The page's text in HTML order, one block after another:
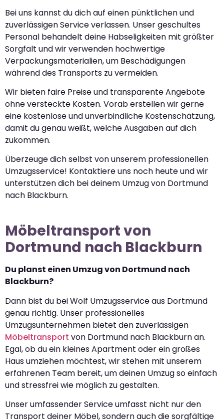
Bei uns kannst du dich auf einen pünktlichen und
zuverlässigen Service verlassen. Unser geschultes
Personal behandelt deine Habseligkeiten mit größter
Sorgfalt und wir verwenden hochwertige
Verpackungsmaterialien, um Beschädigungen
während des Transports zu vermeiden.
Wir bieten faire Preise und transparente Angebote
ohne versteckte Kosten. Vorab erstellen wir gerne
eine kostenlose und unverbindliche Kostenschätzung,
damit du genau weißt, welche Ausgaben auf dich
zukommen.
Überzeuge dich selbst von unserem professionellen
Umzugsservice! Kontaktiere uns noch heute und wir
unterstützen dich bei deinem Umzug von Dortmund
nach Blackburn.
Möbeltransport von
Dortmund nach Blackburn
Du planst einen Umzug von Dortmund nach
Blackburn?
Dann bist du bei Wolf Umzugsservice aus Dortmund
genau richtig. Unser professionelles
Umzugsunternehmen bietet den zuverlässigen
Möbeltransport von Dortmund nach Blackburn an.
Egal, ob du ein kleines Apartment oder ein großes
Haus umziehen möchtest, wir stehen mit unserem
erfahrenen Team bereit, um deinen Umzug so einfach
und stressfrei wie möglich zu gestalten.
Unser umfassender Service umfasst nicht nur den
Transport deiner Möbel, sondern auch die sorgfältige